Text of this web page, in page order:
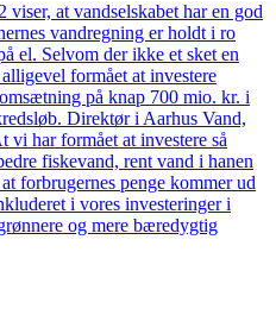
at vandselskabet har en god
vandregning er holdt i ro
el. Selvom der ikke et sket en
formået at investere
på knap 700 mio. kr. i
Direktør i Aarhus Vand,
vi har formået at investere så
fiskevand, rent vand i hanen
forbrugernes penge kommer ud
i vores investeringer i
og mere bæredygtig